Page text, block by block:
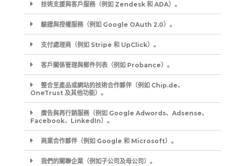
技術支援與客戶服務（例如 Zendesk 和 ADA）。
驗證與授權服務（例如 Google OAuth 2.0）。
支付處理商（例如 Stripe 和 UpClick）。
客戶關係管理與郵件列表（例如 Probance）。
整合至產品或網站的技術合作夥伴（例如 Chip.de、
OneTrust 及其他功能）。
廣告與再行銷服務（例如 Google Adwords、Adsense、
Facebook、LinkedIn）。
商業合作夥伴（例如 Google 和 Microsoft）。
我們的關聯企業（例如子公司及母公司）。